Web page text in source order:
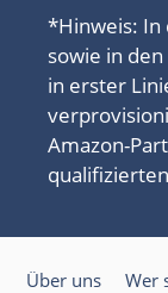
*Hinweis: In
sowie in
in erster
Amazon-
Über uns Wer